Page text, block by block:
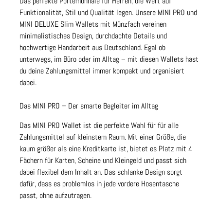
Funktionalität, Stil und Qualität legen. Unsere MINI PRO und
MINI DELUXE Slim Wallets mit Münzfach vereinen
minimalistisches Design, durchdachte Details und
hochwertige Handarbeit aus Deutschland. Egal ob
unterwegs, im Büro oder im Alltag – mit diesen Wallets hast
du deine Zahlungsmittel immer kompakt und organisiert
dabei.
Das MINI PRO – Der smarte Begleiter im Alltag
Das MINI PRO Wallet ist die perfekte Wahl für für alle
Zahlungsmittel auf kleinstem Raum. Mit einer Größe, die
kaum größer als eine Kreditkarte ist, bietet es Platz mit 4
Fächern für Karten, Scheine und Kleingeld und passt sich
dabei flexibel dem Inhalt an. Das schlanke Design sorgt
dafür, dass es problemlos in jede vordere Hosentasche
passt, ohne aufzutragen.